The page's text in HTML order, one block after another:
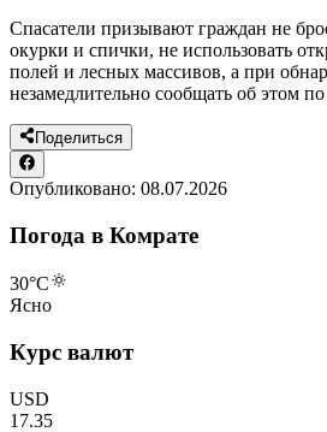
Спасатели призывают граждан не
окурки и спички, не использовать
полей и лесных массивов, а при
незамедлительно сообщать об этом
Поделиться
Опубликовано: 08.07.2026
Погода в Комрате
30°C
Ясно
Курс валют
USD
17.35